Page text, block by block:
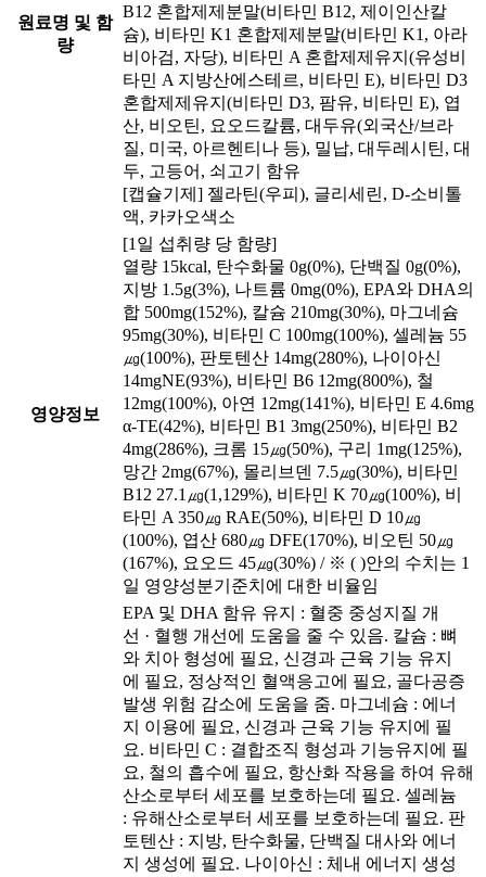
원료명 및 함
량
B12 혼합제제분말(비타민 B12, 제이인산칼
슘), 비타민 K1 혼합제제분말(비타민 K1, 아라
비아검, 자당), 비타민 A 혼합제제유지(유성비
타민 A 지방산에스테르, 비타민 E), 비타민 D3
혼합제제유지(비타민 D3, 팜유, 비타민 E), 엽
산, 비오틴, 요오드칼륨, 대두유(외국산/브라
질, 미국, 아르헨티나 등), 밀납, 대두레시틴, 대
두, 고등어, 쇠고기 함유
[캡슐기제] 젤라틴(우피), 글리세린, D-소비톨
액, 카카오색소
영양정보
[1일 섭취량 당 함량]
열량 15kcal, 탄수화물 0g(0%), 단백질 0g(0%),
지방 1.5g(3%), 나트륨 0mg(0%), EPA와 DHA의
합 500mg(152%), 칼슘 210mg(30%), 마그네슘
95mg(30%), 비타민 C 100mg(100%), 셀레늄 55
㎍(100%), 판토텐산 14mg(280%), 나이아신
14mgNE(93%), 비타민 B6 12mg(800%), 철
12mg(100%), 아연 12mg(141%), 비타민 E 4.6mg
α-TE(42%), 비타민 B1 3mg(250%), 비타민 B2
4mg(286%), 크롬 15㎍(50%), 구리 1mg(125%),
망간 2mg(67%), 몰리브덴 7.5㎍(30%), 비타민
B12 27.1㎍(1,129%), 비타민 K 70㎍(100%), 비
타민 A 350㎍ RAE(50%), 비타민 D 10㎍
(100%), 엽산 680㎍ DFE(170%), 비오틴 50㎍
(167%), 요오드 45㎍(30%) / ※ ( )안의 수치는 1
일 영양성분기준치에 대한 비율임
EPA 및 DHA 함유 유지 : 혈중 중성지질 개
선 · 혈행 개선에 도움을 줄 수 있음. 칼슘 : 뼈
와 치아 형성에 필요, 신경과 근육 기능 유지
에 필요, 정상적인 혈액응고에 필요, 골다공증
발생 위험 감소에 도움을 줌. 마그네슘 : 에너
지 이용에 필요, 신경과 근육 기능 유지에 필
요. 비타민 C : 결합조직 형성과 기능유지에 필
요, 철의 흡수에 필요, 항산화 작용을 하여 유해
산소로부터 세포를 보호하는데 필요. 셀레늄
: 유해산소로부터 세포를 보호하는데 필요. 판
토텐산 : 지방, 탄수화물, 단백질 대사와 에너
지 생성에 필요. 나이아신 : 체내 에너지 생성